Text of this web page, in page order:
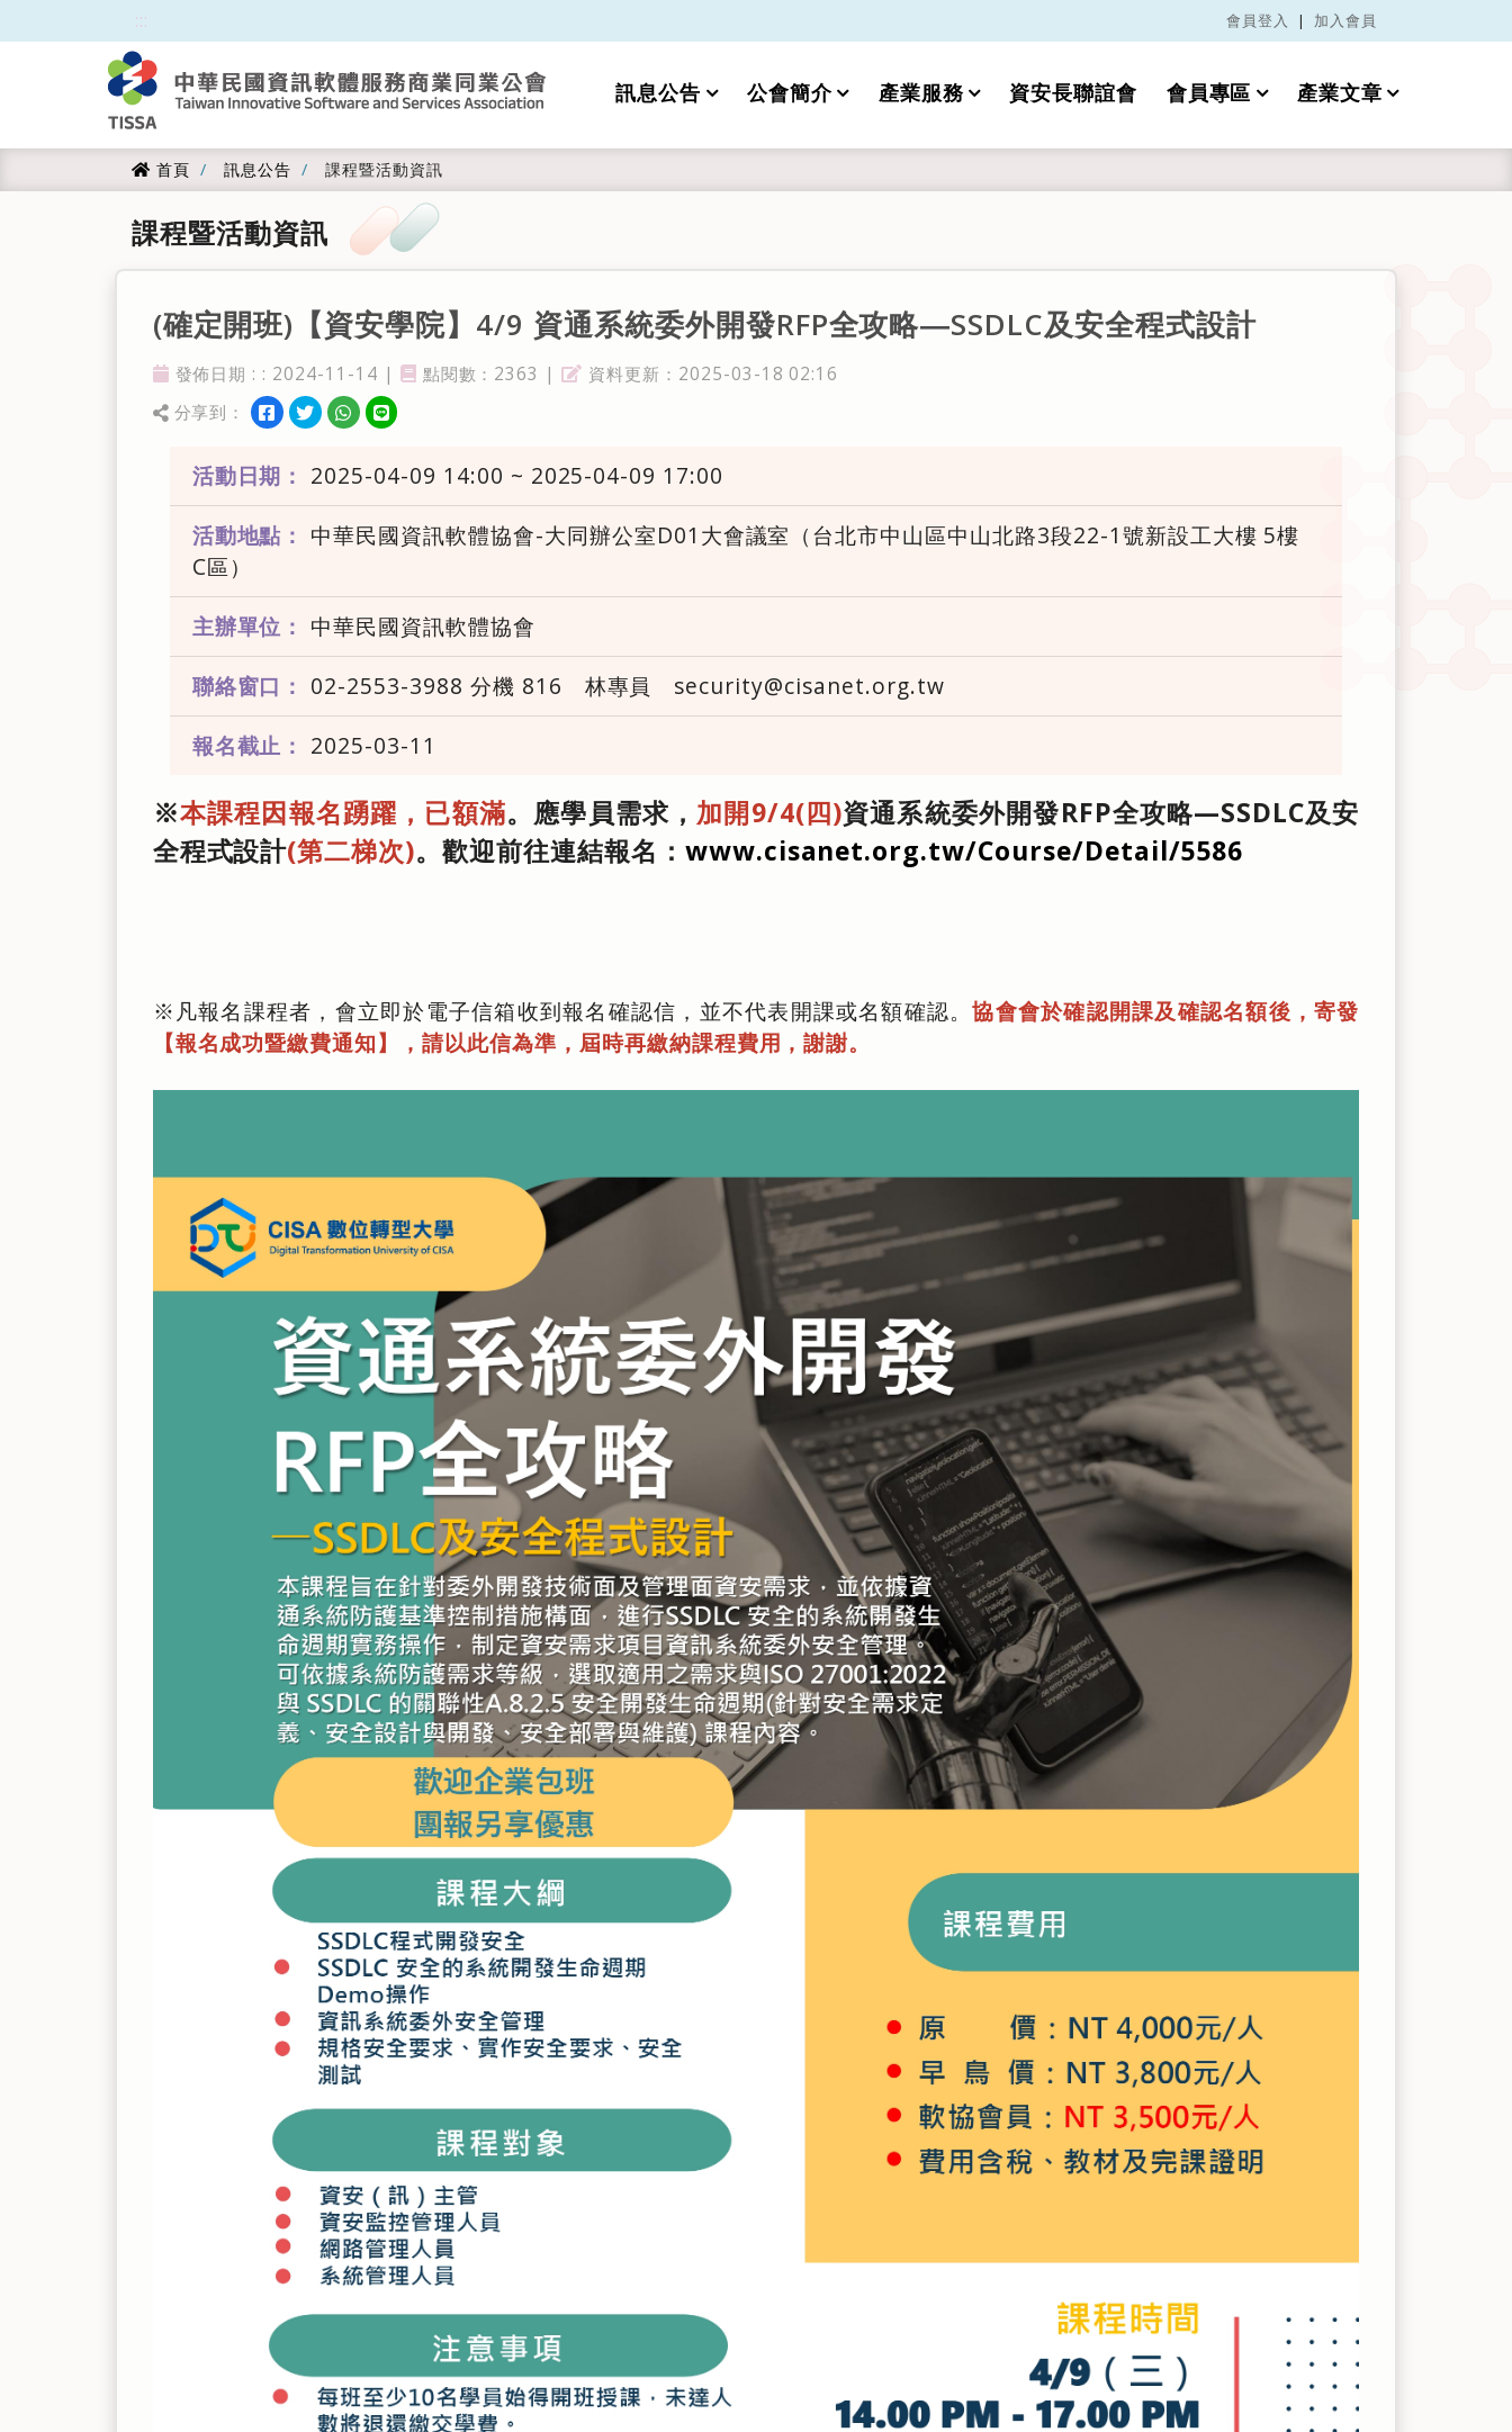
::: 會員登入 | 加入會員
訊息公告 公會簡介 產業服務 資安長聯誼會 會員專區 產業文章
首頁
首頁 訊息公告 課程暨活動資訊
課程暨活動資訊
(確定開班)【資安學院】4/9 資通系統委外開發RFP全攻略 ―SSDLC及安全程式設計
發佈日期
發佈日期 : : 2024-11-14 | 點閱率
點閱數：2363 | 資料更新
資料更新：2025-03-18 02:16
分享
分享到： 分享到facebook
分享到twitter
分享到WhatsApp
分享到line
活動日期： 2025-04-09 14:00 ~ 2025-04-09 17:00
活動地點： 中華民國資訊軟體協會-大同辦公室D01大會議室（台北市中山區中山北路3段22-1號新設工大樓 5樓
C區）
主辦單位： 中華民國資訊軟體協會
聯絡窗口： 02-2553-3988 分機 816 林專員 security@cisanet.org.tw
報名截止： 2025-03-11
※本課程因報名踴躍，已額滿。應學員需求， 加開9/4(四)資通系統委外開發RFP全攻略—SSDLC及安
全程式設計(第二梯次)。歡迎前往連結報名： www.cisanet.org.tw/Course/Detail/5586
※凡報名課程者，會立即於電子信箱收到報名確認信，並不代表開課或名額確認。協會會於確認開課及確認名額後，寄發
【報名成功暨繳費通知】，請以此信為準，屆時再繳納課程費用，謝謝。